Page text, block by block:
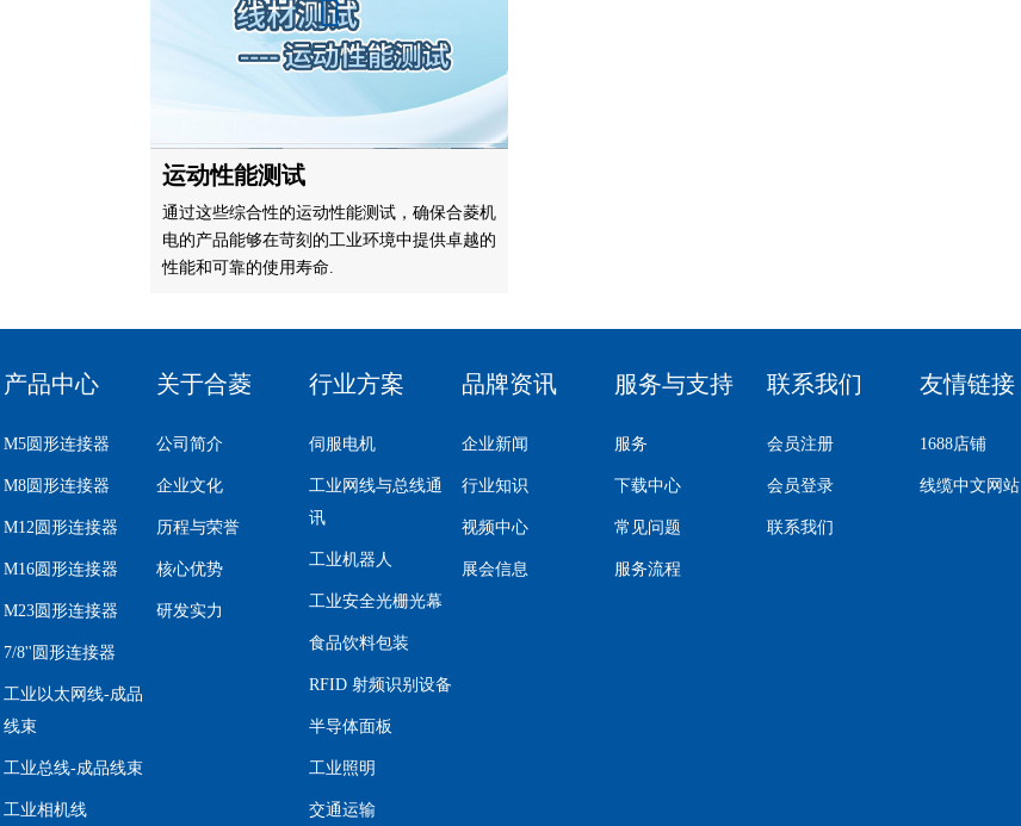
运动性能测试
通过这些综合性的运动性能测试，确保合菱机
电的产品能够在苛刻的工业环境中提供卓越的
性能和可靠的使用寿命.
产品中心
M5圆形连接器
M8圆形连接器
M12圆形连接器
M16圆形连接器
M23圆形连接器
7/8''圆形连接器
工业以太网线-成品
线束
工业总线-成品线束
工业相机线
关于合菱
公司简介
企业文化
历程与荣誉
核心优势
研发实力
行业方案
伺服电机
工业网线与总线通
讯
工业机器人
工业安全光栅光幕
食品饮料包装
RFID 射频识别设备
半导体面板
工业照明
交通运输
品牌资讯
企业新闻
行业知识
视频中心
展会信息
服务与支持
服务
下载中心
常见问题
服务流程
联系我们
会员注册
会员登录
联系我们
友情链接
1688店铺
线缆中文网站